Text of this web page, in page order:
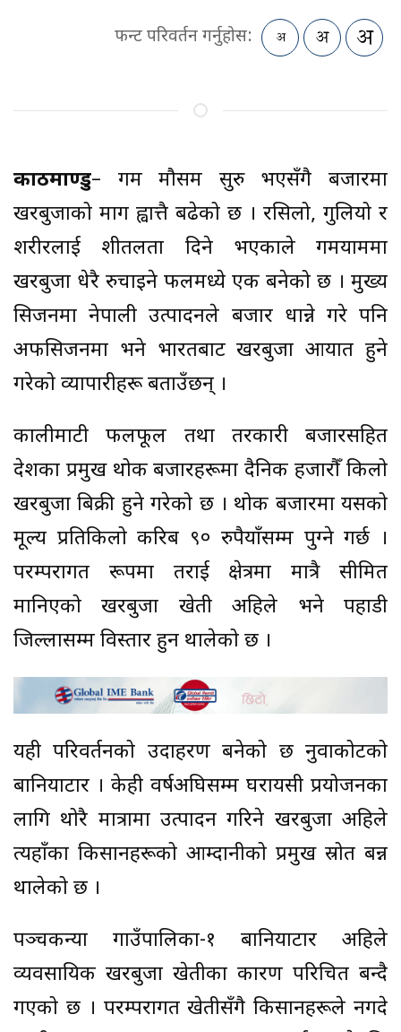
फन्ट परिवर्तन गर्नुहोस:
काठमाण्डु– गर्मी मौसम सुरु भएसँगै बजारमा
खरबुजाको माग ह्वात्तै बढेको छ । रसिलो, गुलियो र
शरीरलाई शीतलता दिने भएकाले गर्मीयाममा
खरबुजा धेरै रुचाइने फलमध्ये एक बनेको छ । मुख्य
सिजनमा नेपाली उत्पादनले बजार धान्ने गरे पनि
अफसिजनमा भने भारतबाट खरबुजा आयात हुने
गरेको व्यापारीहरू बताउँछन् ।
कालीमाटी फलफूल तथा तरकारी बजारसहित
देशका प्रमुख थोक बजारहरूमा दैनिक हजारौँ किलो
खरबुजा बिक्री हुने गरेको छ । थोक बजारमा यसको
मूल्य प्रतिकिलो करिब ९० रुपैयाँसम्म पुग्ने गर्छ ।
परम्परागत रूपमा तराई क्षेत्रमा मात्रै सीमित
मानिएको खरबुजा खेती अहिले भने पहाडी
जिल्लासम्म विस्तार हुन थालेको छ ।
यही परिवर्तनको उदाहरण बनेको छ नुवाकोटको
बानियाटार । केही वर्षअघिसम्म घरायसी प्रयोजनका
लागि थोरै मात्रामा उत्पादन गरिने खरबुजा अहिले
त्यहाँका किसानहरूको आम्दानीको प्रमुख स्रोत बन्न
थालेको छ ।
पञ्चकन्या गाउँपालिका-१ बानियाटार अहिले
व्यवसायिक खरबुजा खेतीका कारण परिचित बन्दै
गएको छ । परम्परागत खेतीसँगै किसानहरूले नगदे